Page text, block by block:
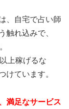
、自宅で占い師
触れ込みで、
上稼げるな
けています。
満足なサービス